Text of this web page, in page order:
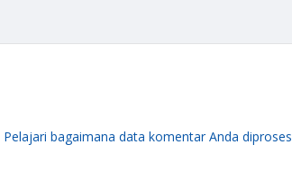
Pelajari bagaimana data komentar Anda diproses